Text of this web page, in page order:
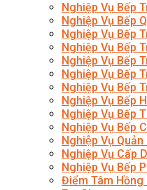
Nghiệp Vụ Bếp
Nghiệp Vụ Bếp
Nghiệp Vụ Bếp
Nghiệp Vụ Bếp
Nghiệp Vụ Bếp
Nghiệp Vụ Bếp
Nghiệp Vụ Bếp
Nghiệp Vụ Bếp
Nghiệp Vụ Bếp
Nghiệp Vụ Bếp
Nghiệp Vụ Quản
Nghiệp Vụ Cấp
Nghiệp Vụ Bếp
Điểm Tâm Hồng